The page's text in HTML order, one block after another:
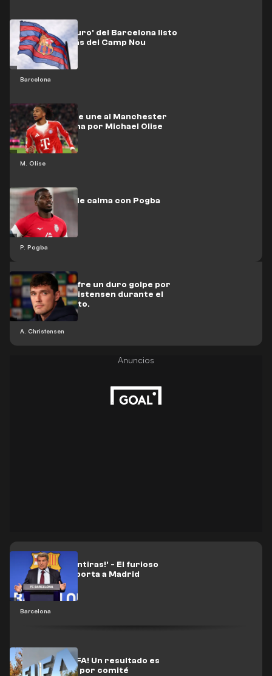
Barcelona
El 'motor futuro' del Barcelona listo
para abrir más del Camp Nou
M. Olise
Real Madrid se une al Manchester
City en la lucha por Michael Olise
P. Pogba
El Mónaco pide calma con Pogba
A. Christensen
Barcelona sufre un duro golpe por
lesión de Christensen durante el
entrenamiento.
Barcelona
'¡Vomitan mentiras!' - El furioso
ataque de Laporta a Madrid
¡Caos en la FIFA! Un resultado es
determinado por comité